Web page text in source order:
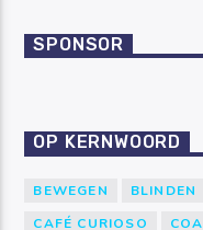
SPONSOR
OP KERNWOORD
BEWEGEN BLINDEN
CAFÉ CURIOSO